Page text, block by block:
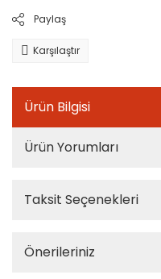
Paylaş
Karşılaştır
Ürün Bilgisi
Ürün Yorumları
Taksit Seçenekleri
Önerileriniz